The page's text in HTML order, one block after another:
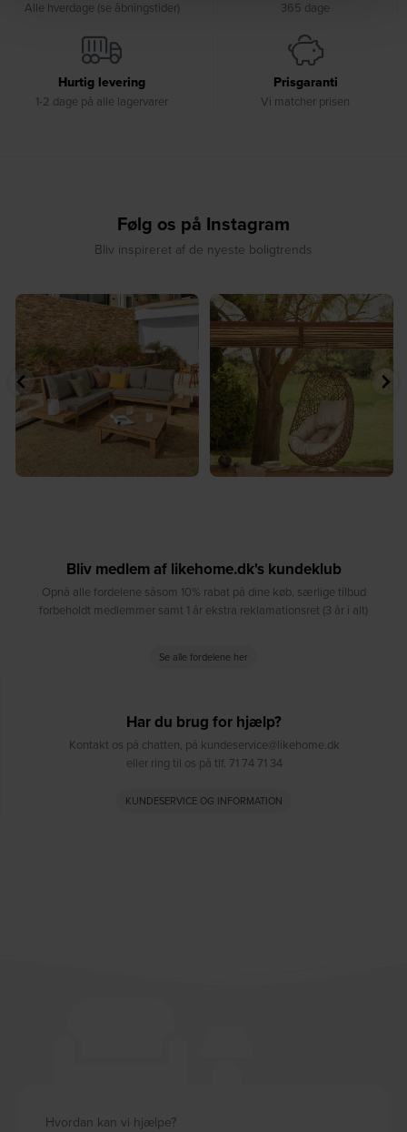
Alle hverdage (se åbningstider) 365 dage
Hurtig levering
1-2 dage på alle lagervarer
Prisgaranti
Vi matcher prisen
Følg os på Instagram
Bliv inspireret af de nyeste boligtrends
☀️ Sommerens naturlige
samlingspunkt⁠
8 0
☀️ Find dit yndlingssted denne
sommer⁠
8 0
Bliv medlem af likehome.dk's kundeklub
Opnå alle fordelene såsom 10% rabat på dine køb, særlige tilbud
forbeholdt medlemmer samt 1 år ekstra reklamationsret (3 år i alt)
Se alle fordelene her
Har du brug for hjælp?
Kontakt os på chatten, på kundeservice@likehome.dk
eller ring til os på tlf. 71 74 71 34
KUNDESERVICE OG INFORMATION
Hvordan kan vi hjælpe?